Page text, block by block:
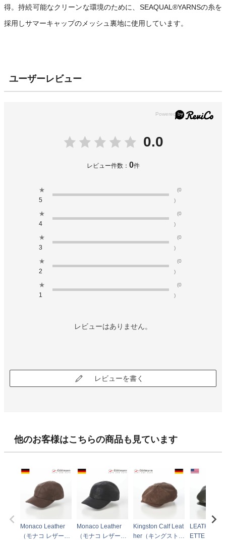
得。持続可能なクリーンな環境のために、SEAQUAL®YARNSの糸を
採用しサマーキャップのメッシュ裏地に使用しています。
ユーザーレビュー
0.0
レビュー件数： 0件
★
5
(0
)
★
4
(0
)
★
3
(0
)
★
2
(0
)
★
1
(0
)
レビューはありません。
レビューを書く
他のお客様はこちらの商品も見ています
Monaco Leather
（モナコ レザー）
Monaco Leather
（モナコ レザー）
Kingston Calf Leat
her（キングストン
LEATHER
ETTE（レザ